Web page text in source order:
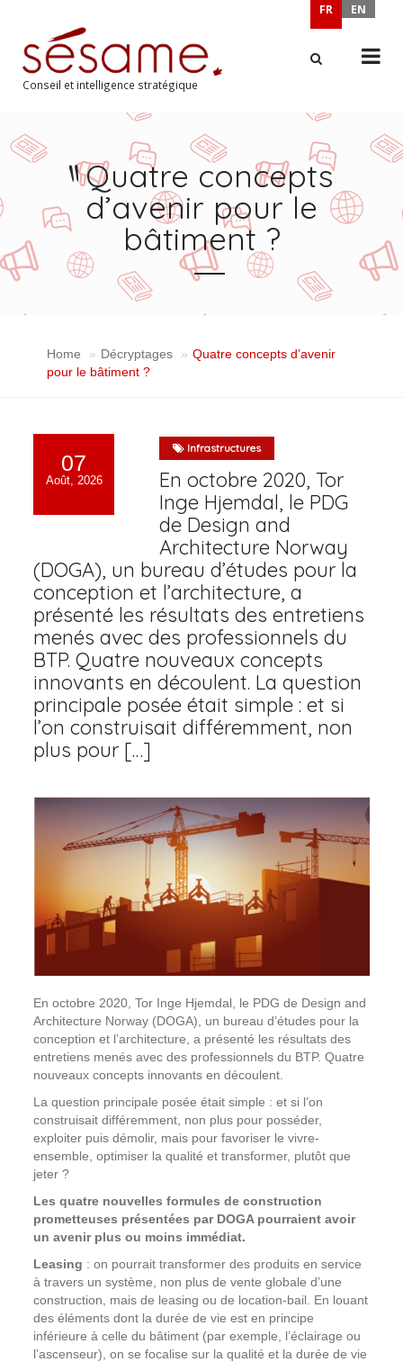
FR EN
Conseil et intelligence stratégique
Quatre concepts
d’avenir pour le
bâtiment ?
Home Décryptages
Quatre concepts d’avenir
pour le bâtiment ?
07
Août, 2026
Infrastructures
En octobre 2020, Tor
Inge Hjemdal, le PDG
de Design and
Architecture Norway
(DOGA), un bureau d’études pour la
conception et l’architecture, a
présenté les résultats des entretiens
menés avec des professionnels du
BTP. Quatre nouveaux concepts
innovants en découlent. La question
principale posée était simple : et si
l’on construisait différemment, non
plus pour […]
En octobre 2020, Tor Inge Hjemdal, le PDG de Design and
Architecture Norway (DOGA), un bureau d’études pour la
conception et l’architecture, a présenté les résultats des
entretiens menés avec des professionnels du BTP. Quatre
nouveaux concepts innovants en découlent.
La question principale posée était simple : et si l’on
construisait différemment, non plus pour posséder,
exploiter puis démolir, mais pour favoriser le vivre-
ensemble, optimiser la qualité et transformer, plutôt que
jeter ?
Les quatre nouvelles formules de construction
prometteuses présentées par DOGA pourraient avoir
un avenir plus ou moins immédiat.
Leasing : on pourrait transformer des produits en service
à travers un système, non plus de vente globale d’une
construction, mais de leasing ou de location-bail. En louant
des éléments dont la durée de vie est en principe
inférieure à celle du bâtiment (par exemple, l’éclairage ou
l’ascenseur), on se focalise sur la qualité et la durée de vie